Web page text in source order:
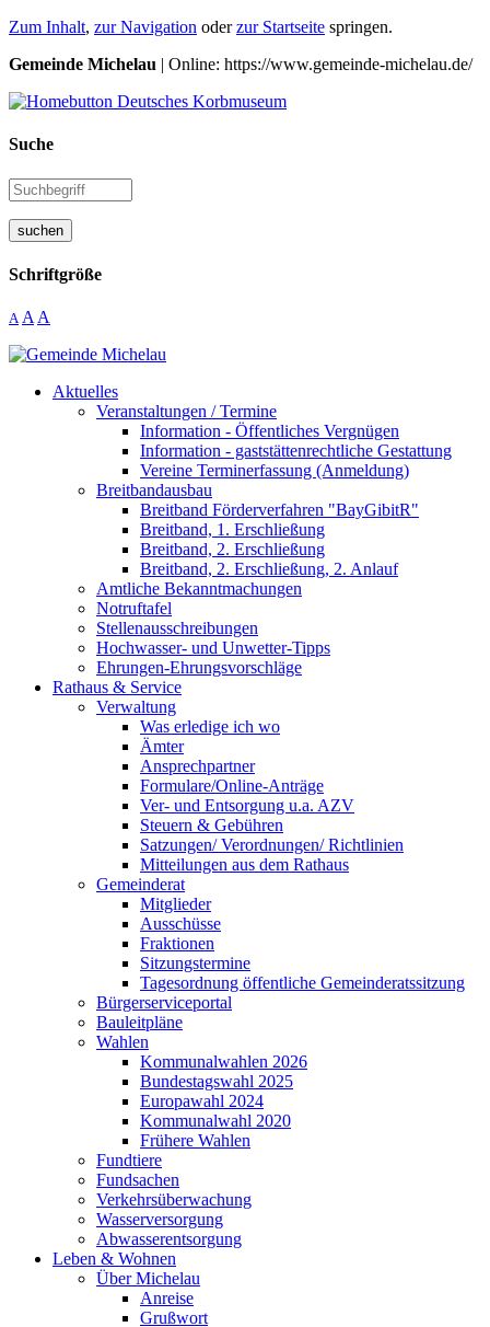
Zum Inhalt, zur Navigation oderzur Startseite springen.
Gemeinde Michelau | Online: https://www.gemeinde-michelau.de/
Suche
suchen
Schriftgröße
A A A
Aktuelles
Veranstaltungen / Termine
Information - Öffentliches Vergnügen
Information - gaststättenrechtliche Gestattung
Vereine Terminerfassung (Anmeldung)
Breitbandausbau
Breitband Förderverfahren "BayGibitR"
Breitband, 1. Erschließung
Breitband, 2. Erschließung
Breitband, 2. Erschließung, 2. Anlauf
Amtliche Bekanntmachungen
Notruftafel
Stellenausschreibungen
Hochwasser- und Unwetter-Tipps
Ehrungen-Ehrungsvorschläge
Rathaus & Service
Verwaltung
Was erledige ich wo
Ämter
Ansprechpartner
Formulare/Online-Anträge
Ver- und Entsorgung u.a. AZV
Steuern & Gebühren
Satzungen/ Verordnungen/ Richtlinien
Mitteilungen aus dem Rathaus
Gemeinderat
Mitglieder
Ausschüsse
Fraktionen
Sitzungstermine
Tagesordnung öffentliche Gemeinderatssitzung
Bürgerserviceportal
Bauleitpläne
Wahlen
Kommunalwahlen 2026
Bundestagswahl 2025
Europawahl 2024
Kommunalwahl 2020
Frühere Wahlen
Fundtiere
Fundsachen
Verkehrsüberwachung
Wasserversorgung
Abwasserentsorgung
Leben & Wohnen
Über Michelau
Anreise
Grußwort